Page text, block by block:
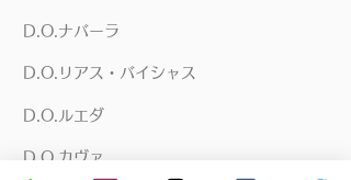
D.O.ナバーラ
D.O.リアス・バイシャス
D.O.ルエダ
D.O.カヴァ